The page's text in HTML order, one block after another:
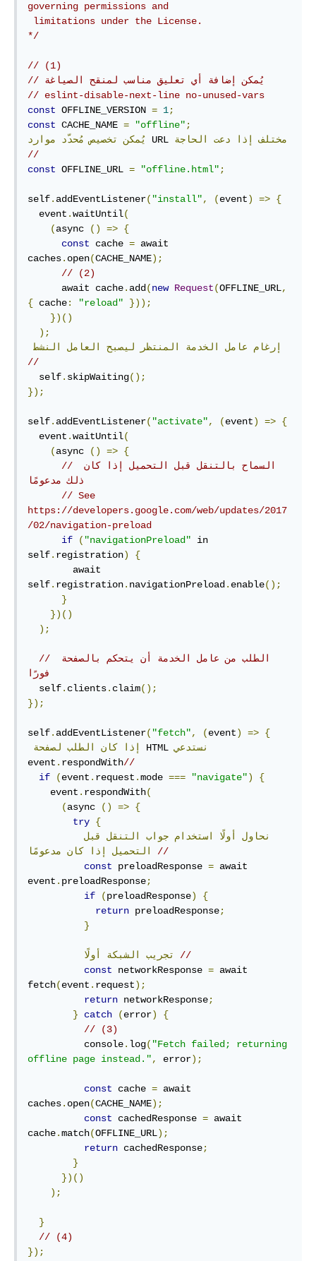
governing permissions and
*/
// (1)
// يُمكن إضافة أي تعليق مناسب لمنقح الصياغة
// eslint-disable-next-line no-unused-vars
const OFFLINE_VERSION = 1;
const CACHE_NAME = "offline" ;
يُمكن
تخصيص مُحدّد موارد URL مختلف إذا دعت
الحاجة
//
const OFFLINE_URL = "offline.html" ;
self. addEventListener( "install", (event) => {
  event
.waitUntil(
(async () => {
const cache = await
caches. open(CACHE_NAME);
// (2)
      await cache
. add (new Request(OFFLINE_URL,
{ cache: "reload"
}));
})()
);
إرغام
عامل الخدمة المنتظر ليصبح العامل
النشط
//
  self
. skipWaiting();
});
self. addEventListener( "activate", (event) => {
  event
.waitUntil(
(async () => {
// السماح بالتنقل قبل التحميل إذا كان
ذلك مدعومًا
// See
https://developers.google.com/web/updates/2017
/02/navigation-preload
if
( "navigationPreload" in
self. registration)
{
self. registration. navigationPreload . enable();
}
})()
);
// الطلب من عامل الخدمة أن يتحكم بالصفحة
فورًا
  self
. clients. claim();
});
self. addEventListener( "fetch", (event) => {
إذا
كان الطلب لصفحة HTML نستدعي
event . respondWith//
if
(event . request .mode === "navigate")
{
    event
. respondWith(
(async () => {
try {
نحاول
أولًا استخدام جواب التنقل
قبل
التحميل
إذا كان مدعومًا
//
const preloadResponse = await
event . preloadResponse;
if
(preloadResponse)
{
return preloadResponse;
}
تجريب الشبكة أولًا
//
const networkResponse = await
fetch(event . request);
return networkResponse;
}
catch (error)
{
// (3)
          console
. log( "Fetch failed; returning
offline page instead.", error);
const cache = await
caches. open(CACHE_NAME);
const cachedResponse = await
cache.match(OFFLINE_URL);
return cachedResponse;
}
})()
);
}
// (4)
});